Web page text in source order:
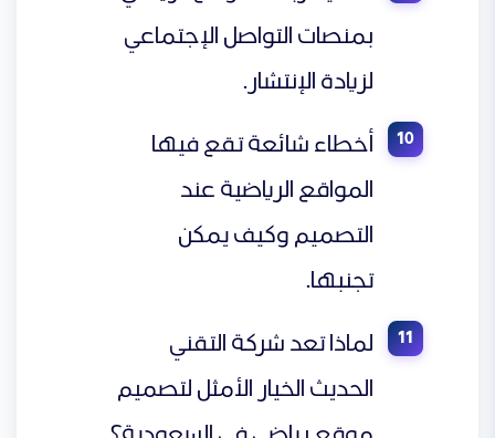
بمنصات التواصل الإجتماعي
لزيادة الإنتشار.
أخطاء شائعة تقع فيها
المواقع الرياضية عند
التصميم وكيف يمكن
تجنبها.
لماذا تعد شركة التقني
الحديث الخيار الأمثل لتصميم